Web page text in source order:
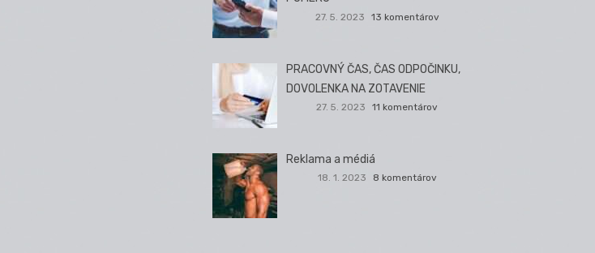
27. 5. 2023 13 komentárov
PRACOVNÝ ČAS, ČAS ODPOČINKU,
DOVOLENKA NA ZOTAVENIE
27. 5. 2023 11 komentárov
Reklama a médiá
18. 1. 2023 8 komentárov